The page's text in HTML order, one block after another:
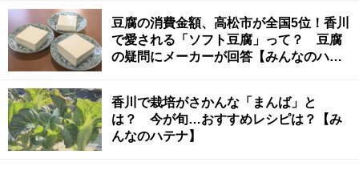
豆腐の消費金額、高松市が全国5位！香川
で愛される「ソフト豆腐」って？ 豆腐
の疑問にメーカーが回答【みんなのハテ
香川で栽培がさかんな「まんば」と
は？ 今が旬…おすすめレシピは？【み
んなのハテナ】